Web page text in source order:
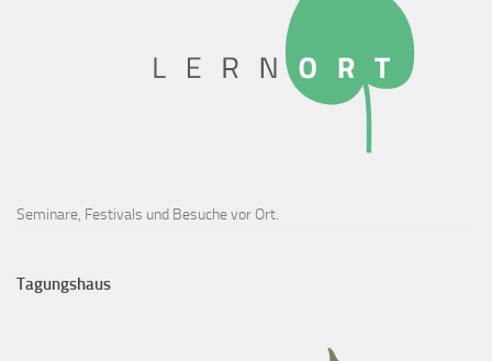
Seminare, Festivals und Besuche vor Ort.
Tagungshaus